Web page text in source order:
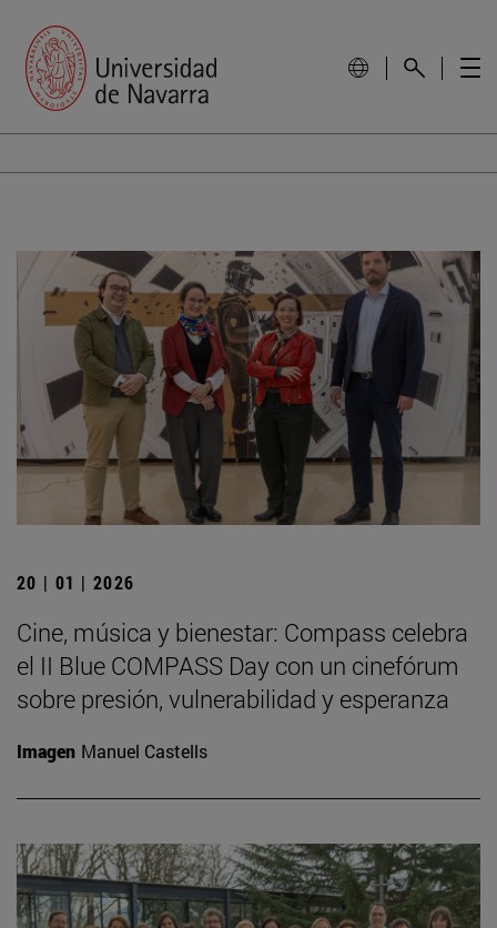
20 | 01 | 2026
Cine, música y bienestar: Compass celebra
el II Blue COMPASS Day con un cinefórum
sobre presión, vulnerabilidad y esperanza
Imagen Manuel Castells